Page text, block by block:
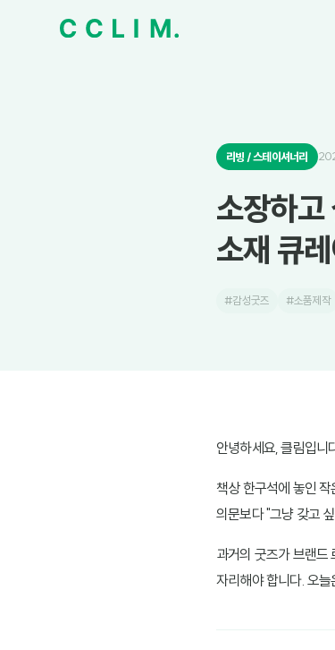
리빙 / 스테이셔너리
소장하고
소재 큐
#감성굿즈 #소품제작
안녕하세요, 클림입니
책상 한구석에 놓인
의문보다 "그냥 갖고
과거의 굿즈가 브랜드
자리해야 합니다. 오